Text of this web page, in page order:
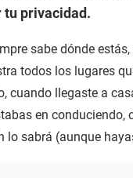
tu privacidad.
sabe dónde
todos los lugares
cuando llegaste a
en conduciendo,
lo sabrá (aunque